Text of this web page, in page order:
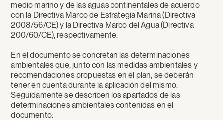
medio marino y de las aguas continentales de acuerdo
con la Directiva Marco de Estrategia Marina (Directiva
2008/56/CE) y la Directiva Marco del Agua (Directiva
200/60/CE), respectivamente.
En el documento se concretan las determinaciones
ambientales que, junto con las medidas ambientales y
recomendaciones propuestas en el plan, se deberán
tener en cuenta durante la aplicación del mismo.
Seguidamente se describen los apartados de las
determinaciones ambientales contenidas en el
documento: